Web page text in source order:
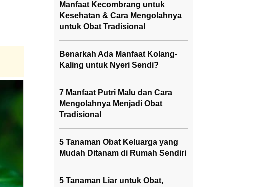
Manfaat Kecombrang untuk
Kesehatan & Cara Mengolahnya
untuk Obat Tradisional
Benarkah Ada Manfaat Kolang-
Kaling untuk Nyeri Sendi?
7 Manfaat Putri Malu dan Cara
Mengolahnya Menjadi Obat
Tradisional
5 Tanaman Obat Keluarga yang
Mudah Ditanam di Rumah Sendiri
5 Tanaman Liar untuk Obat,